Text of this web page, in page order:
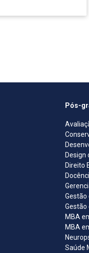
Pós-
Design
Direito
Gestão
Gestão
MBA
MBA
Saúde